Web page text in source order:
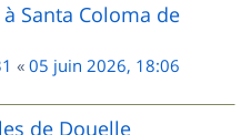
Santa Coloma de
« 05 juin 2026, 18:06
de Douelle